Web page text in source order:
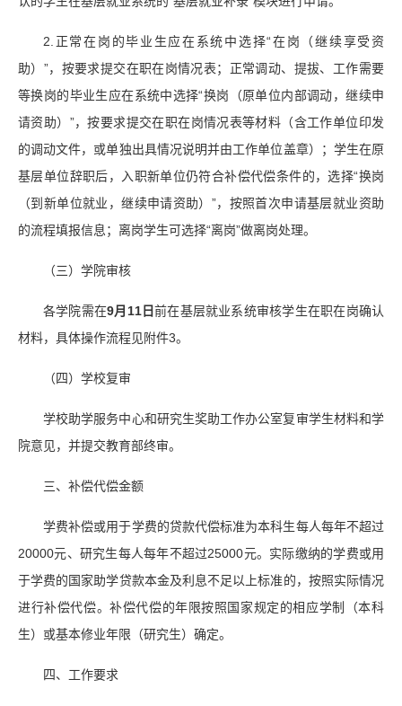
2.正常在岗的毕业生应在系统中选择“在岗（继续享受资
助）”，按要求提交在职在岗情况表；正常调动、提拔、工作需要
等换岗的毕业生应在系统中选择“换岗（原单位内部调动，继续申
请资助）”，按要求提交在职在岗情况表等材料（含工作单位印发
的调动文件，或单独出具情况说明并由工作单位盖章）；学生在原
基层单位辞职后，入职新单位仍符合补偿代偿条件的，选择“换岗
（到新单位就业，继续申请资助）”，按照首次申请基层就业资助
的流程填报信息；离岗学生可选择“离岗”做离岗处理。
（三）学院审核
各学院需在9月 11日前在基层就业系统审核学生在职在岗确认
材料，具体操作流程见附件3。
（四）学校复审
学校助学服务中心和研究生奖助工作办公室复审学生材料和学
院意见，并提交教育部终审。
三、补偿代偿金额
学费补偿或用于学费的贷款代偿标准为本科生每人每年不超过
20000元、研究生每人每年不超过25000元。实际缴纳的学费或用
于学费的国家助学贷款本金及利息不足以上标准的，按照实际情况
进行补偿代偿。补偿代偿的年限按照国家规定的相应学制（本科
生）或基本修业年限（研究生）确定。
四、工作要求